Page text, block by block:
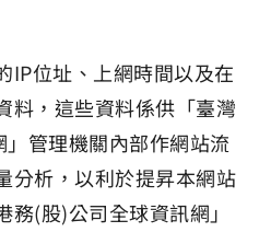
IP位址、上網時間以及在
料，這些資料係供「臺灣
管理機關內部作網站流
分析，以利於提昇本網站
(股)公司全球資訊網」